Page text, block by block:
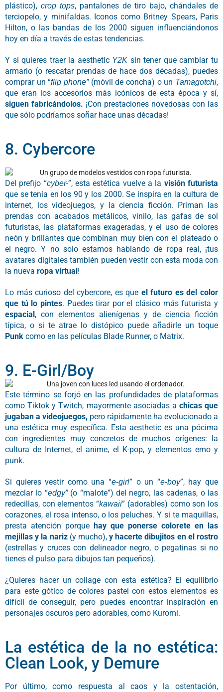
plástico), crop tops, pantalones de tiro bajo, chándales de
terciopelo, y minifaldas. Iconos como Britney Spears, Paris
Hilton, o las bandas de los 2000 siguen influenciándonos
hoy en día a través de estas tendencias.
Y si quieres traer la aesthetic Y2K sin tener que cambiar tu
armario (o rescatar prendas de hace dos décadas), puedes
comprar un “flip phone”(móvil de concha) o un Tamagotchi,
que eran los accesorios más icónicos de esta época y sí,
siguen fabricándolos. ¡Con prestaciones novedosas con las
que sólo podríamos soñar hace unas décadas!
8. Cybercore
Del prefijo “cyber-”, esta estética vuelve a la visión futurista
que se tenía en los 90 y los 2000. Se inspira en la cultura de
internet, los videojuegos, y la ciencia ficción. Priman las
prendas con acabados metálicos, vinilo, las gafas de sol
futuristas, las plataformas exageradas, y el uso de colores
neón y brillantes que combinan muy bien con el plateado o
el negro. Y no solo estamos hablando de ropa real, ¡tus
avatares digitales también pueden vestir con esta moda con
la nueva ropa virtual!
Lo más curioso del cybercore, es que el futuro es del color
que tú lo pintes. Puedes tirar por el clásico más futurista y
espacial, con elementos alienígenas y de ciencia ficción
típica, o si te atrae lo distópico puede añadirle un toque
Punk como en las películas Blade Runner, o Matrix.
9. E-Girl/Boy
Este término se forjó en las profundidades de plataformas
como Tiktok y Twitch, mayormente asociadas a chicas que
jugaban a videojuegos, pero rápidamente ha evolucionado a
una estética muy específica. Esta aesthetic es una pócima
con ingredientes muy concretos de muchos orígenes: la
cultura de Internet, el anime, el K-pop, y elementos emo y
punk.
Si quieres vestir como una “e-girl” o un “e-boy”, hay que
mezclar lo “edgy”(o “malote”) del negro, las cadenas, o las
redecillas, con elementos “kawaii” (adorables) como son los
corazones, el rosa intenso, o los peluches. Y si te maquillas,
presta atención porque hay que ponerse colorete en las
mejillas y la nariz(y mucho),y hacerte dibujitos en el rostro
(estrellas y cruces con delineador negro, o pegatinas si no
tienes el pulso para dibujos tan pequeños).
¿Quieres hacer un collage con esta estética? El equilibrio
para este gótico de colores pastel con estos elementos es
difícil de conseguir, pero puedes encontrar inspiración en
personajes oscuros pero adorables, como Kuromi.
La estética de la no estética:
Clean Look, y Demure
Por último, como respuesta al caos y la ostentación,